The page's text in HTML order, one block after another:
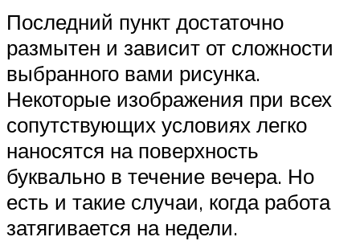
Последний пункт достаточно
размытен и зависит от сложности
выбранного вами рисунка.
Некоторые изображения при всех
сопутствующих условиях легко
наносятся на поверхность
буквально в течение вечера. Но
есть и такие случаи, когда работа
затягивается на недели.